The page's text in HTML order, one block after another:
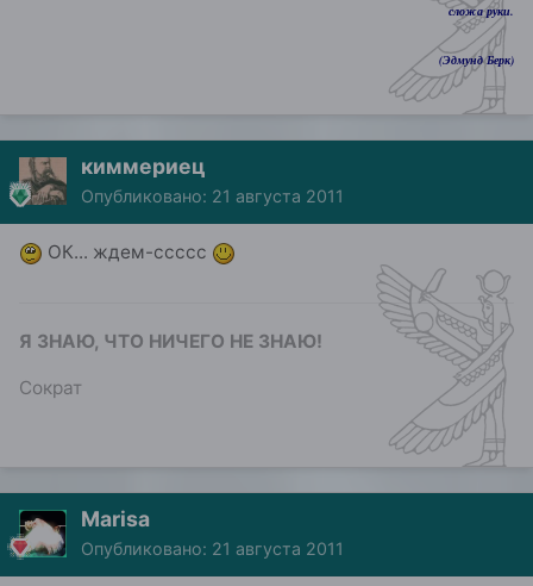
сложа руки.
(Эдмунд Берк)
киммериец
Опубликовано: 21 августа 2011
ОК... ждем-ссссс
Я ЗНАЮ, ЧТО НИЧЕГО НЕ ЗНАЮ!
Сократ
Marisa
Опубликовано: 21 августа 2011